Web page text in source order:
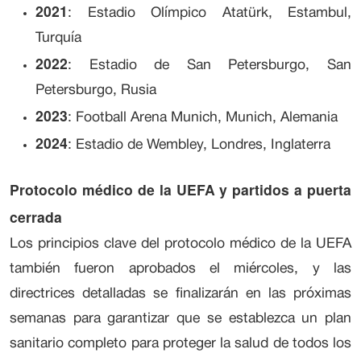
2021 : Estadio Olímpico Atatürk, Estambul,
Turquía
2022: Estadio de San Petersburgo, San
Petersburgo, Rusia
2023: Football Arena Munich, Munich, Alemania
2024: Estadio de Wembley, Londres, Inglaterra
Protocolo médico de la UEFA y partidos a puerta
cerrada
Los principios clave del protocolo médico de la UEFA
también fueron aprobados el miércoles, y las
directrices detalladas se finalizarán en las próximas
semanas para garantizar que se establezca un plan
sanitario completo para proteger la salud de todos los